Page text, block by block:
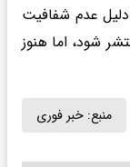
دلیل عدم شفافیت
شود، اما هنوز
منبع: خبر فوری